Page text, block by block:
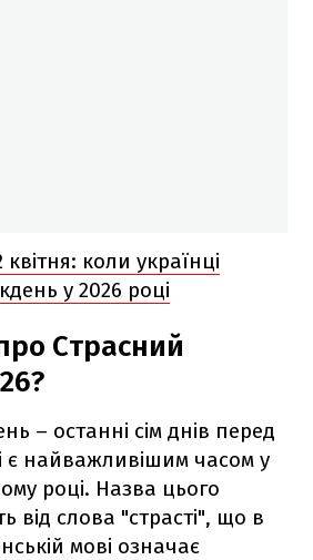
квітня: коли українці
у 2026 році
Страсний
– останні сім днів перед
є найважливішим часом у
році. Назва цього
від слова "страсті", що в
мові означає